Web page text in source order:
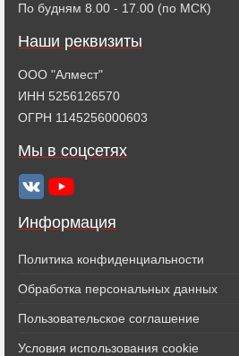
Информация
Политика конфиденциальности
Обработка персональных данных
Пользовательское соглашение
Условия использования cookie
По будням 8.00 - 17.00 (по МСК)
Наши реквизиты
ООО "Алмест"
ИНН 5256126570
ОГРН 1145256000603
Мы в соцсетях